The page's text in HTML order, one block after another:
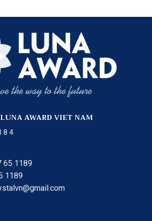
AWARD VIET NAM
8 4
65 1189
1189